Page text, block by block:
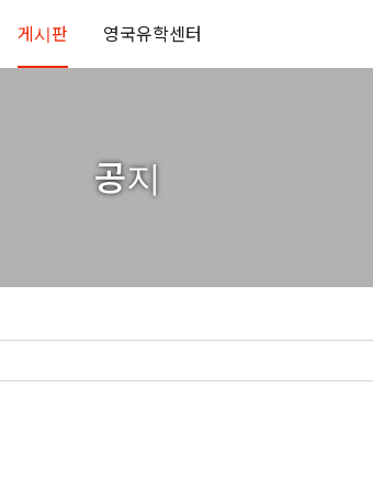
게시판 영국유학센터
공지